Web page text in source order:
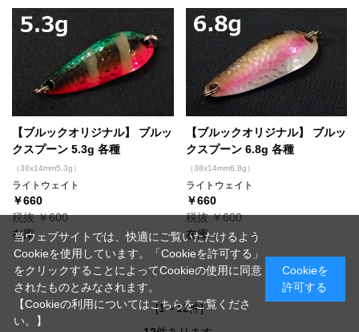
【ブルックオリジナル】 ブルッ
クスプーン 5.3g 各種
（38x14mm5.3g）
ライトウェイト
￥660
税抜 ￥600
在庫
【ブルックオリジナル】 ブルッ
クスプーン 6.8g 各種
（38x14mm6.8g）
ライトウェイト
￥660
税抜 ￥600
在庫
[1～12件]
当ウェブサイトでは、快適にご覧いただけるよう
Cookieを使用しています。「Cookieを許可する」
をクリックすることによってCookieの使用に同意
されたものとみなされます。
【Cookieの利用についてはこちらをご覧くださ
い。】
Cookieを
許可する